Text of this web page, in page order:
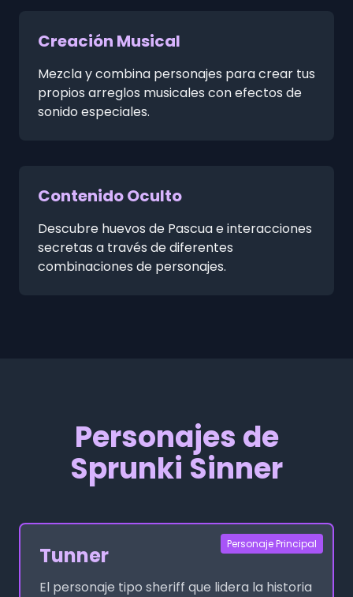
Creación Musical
Mezcla y combina personajes para crear tus
propios arreglos musicales con efectos de
sonido especiales.
Contenido Oculto
Descubre huevos de Pascua e interacciones
secretas a través de diferentes
combinaciones de personajes.
Personajes de
Sprunki Sinner
Personaje Principal
Tunner
El personaje tipo sheriff que lidera la historia